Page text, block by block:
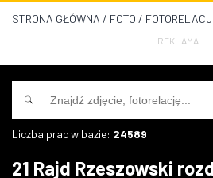
WIADOMOŚCI
INWESTYCJE
IMPREZY
STRONA GŁÓWNA / FOTO /
REKLAMA
Liczba prac w bazie: 24589
21 Rajd Rzeszowski